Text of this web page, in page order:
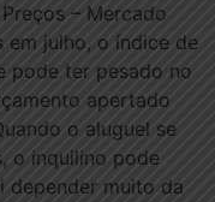
– Mercado
em julho, o índice de
pode ter pesado no
apertado
o aluguel se
o inquilino pode
depender muito da